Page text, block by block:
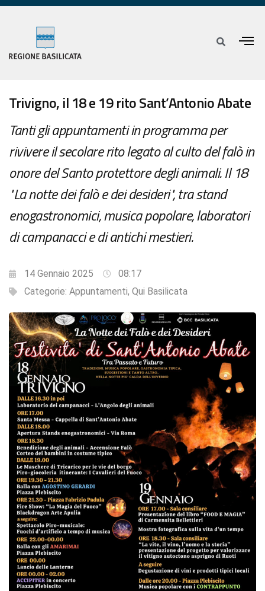
Trivigno, il 18 e 19 rito Sant’Antonio Abate
Tanti gli appuntamenti in programma per
rivivere il secolare rito legato al culto del falò in
onore del Santo protettore degli animali. Il 18
"La notte dei falò e dei desideri", tra stand
enogastronomici, musica popolare, laboratori
di campanacci e di antichi mestieri.
14 Gennaio 2025
08:17
Categorie: Appuntamenti, Qui Basilicata